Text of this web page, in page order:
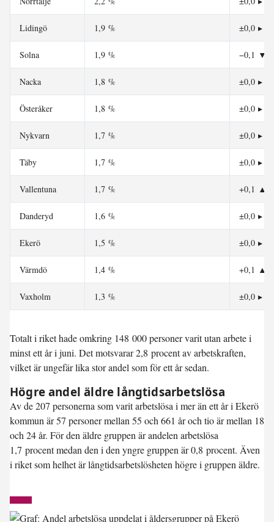
Lidingö 1,9 % ±0,0 ▸
Solna 1,9 % −0,1 ▼
Nacka 1,8 % ±0,0 ▸
Österåker 1,8 % ±0,0 ▸
Nykvarn 1,7 % ±0,0 ▸
Täby 1,7 % ±0,0 ▸
Vallentuna 1,7 % +0,1 ▲
Danderyd 1,6 % ±0,0 ▸
Ekerö 1,5 % ±0,0 ▸
Värmdö 1,4 % +0,1 ▲
Vaxholm 1,3 % ±0,0 ▸
Totalt i riket hade omkring 148 000 personer varit utan arbete i
minst ett år i juni. Det motsvarar 2,8 procent av arbetskraften,
vilket är ungefär lika stor andel som för ett år sedan.
Högre andel äldre långtidsarbetslösa
Av de 207 personerna som varit arbetslösa i mer än ett år i Ekerö
kommun är 57 personer mellan 55 och 661 år och tio är mellan 18
och 24 år. För den äldre gruppen är andelen arbetslösa
1,7 procent medan den i den yngre gruppen är 0,8 procent. Även
i riket som helhet är långtidsarbetslösheten högre i gruppen äldre.